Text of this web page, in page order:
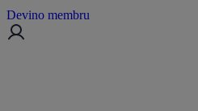
Devino membru